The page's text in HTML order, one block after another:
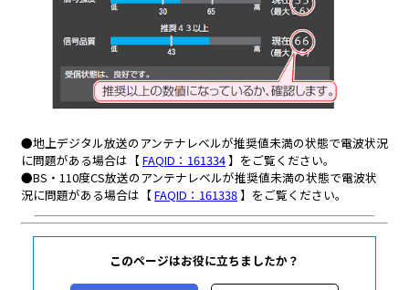
このページはお役に立ちましたか？